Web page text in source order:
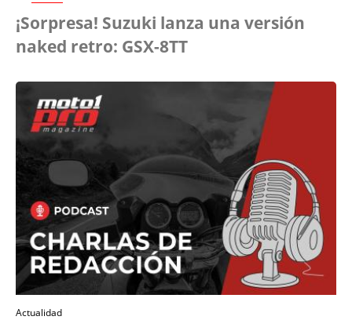
¡Sorpresa! Suzuki lanza una versión
naked retro: GSX-8TT
Actualidad